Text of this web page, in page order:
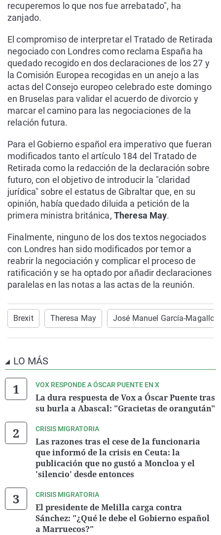
recuperemos lo que nos fue arrebatado", ha
zanjado.
El compromiso de interpretar el Tratado de Retirada
negociado con Londres como reclama España ha
quedado recogido en dos declaraciones de los 27 y
la Comisión Europea recogidas en un anejo a las
actas del Consejo europeo celebrado este domingo
en Bruselas para validar el acuerdo de divorcio y
marcar el camino para las negociaciones de la
relación futura.
Para el Gobierno español era imperativo que fueran
modificados tanto el artículo 184 del Tratado de
Retirada como la redacción de la declaración sobre
futuro, con el objetivo de introducir la "claridad
jurídica" sobre el estatus de Gibraltar que, en su
opinión, había quedado diluida a petición de la
primera ministra británica, Theresa May.
Finalmente, ninguno de los dos textos negociados
con Londres han sido modificados por temor a
reabrir la negociación y complicar el proceso de
ratificación y se ha optado por añadir declaraciones
paralelas en las notas a las actas de la reunión.
Brexit Theresa May José Manuel García-Magallo
LO MÁS
VOX RESPONDE A ÓSCAR PUENTE EN X
La dura respuesta de Vox a Óscar Puente tras
su burla a Abascal: "Gracietas de orangután"
CRISIS MIGRATORIA
Las razones tras el cese de la funcionaria
que informó de la crisis en Ceuta: la
publicación que no gustó a Moncloa y el
'silencio' desde entonces
CRISIS MIGRATORIA
El presidente de Melilla carga contra
Sánchez: "¿Qué le debe el Gobierno español
a Marruecos?"